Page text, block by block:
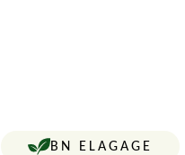
BN ELAGAGE